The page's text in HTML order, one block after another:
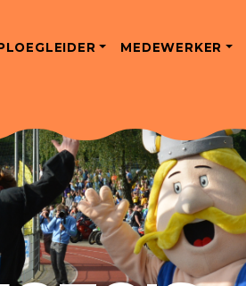
MEDEWERKER